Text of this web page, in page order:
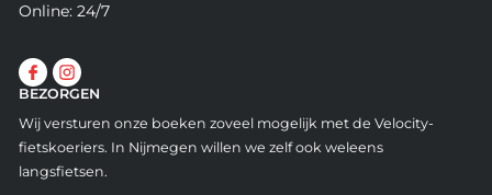
Online: 24/7
BEZORGEN
Wij versturen onze boeken zoveel mogelijk met de Velocity-
fietskoeriers. In Nijmegen willen we zelf ook weleens
langsfietsen.